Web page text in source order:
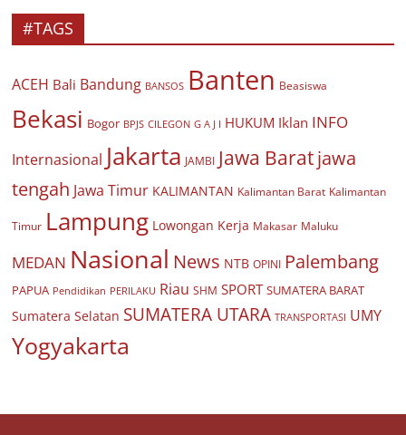
#TAGS
ACEH Bali Bandung BANSOS Banten Beasiswa
Bekasi Bogor BPJS CILEGON G A J I HUKUM Iklan INFO
Internasional Jakarta JAMBI Jawa Baratjawa
tengah Jawa Timur KALIMANTAN Kalimantan Barat Kalimantan
Timur Lampung Lowongan Kerja Makasar Maluku
MEDAN Nasional News NTB OPINI Palembang
PAPUA Pendidikan PERILAKU Riau SHM SPORT SUMATERA BARAT
Sumatera Selatan SUMATERA UTARA TRANSPORTASI UMY
Yogyakarta